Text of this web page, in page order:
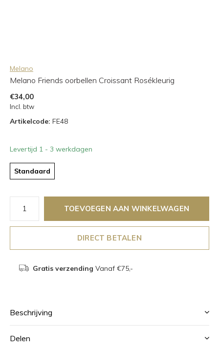
Melano
Melano Friends oorbellen Croissant Rosékleurig
€34,00
Incl. btw
Artikelcode: FE48
Levertijd 1 - 3 werkdagen
Standaard
TOEVOEGEN AAN WINKELWAGEN
DIRECT BETALEN
Gratis verzending Vanaf €75,-
Beschrijving
Delen